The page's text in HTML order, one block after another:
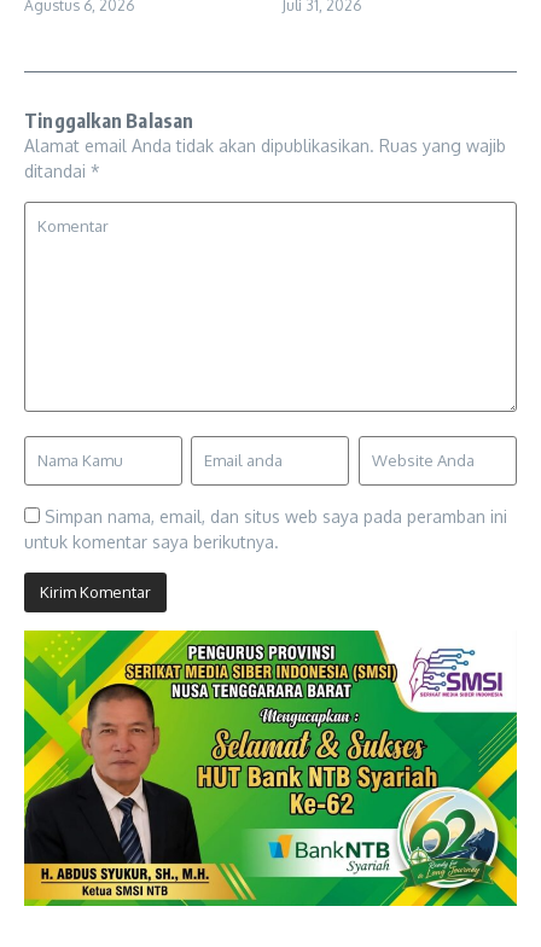
Agustus 6, 2026 Juli 31, 2026
Tinggalkan Balasan
Alamat email Anda tidak akan dipublikasikan. Ruas yang wajib
ditandai *
Simpan nama, email, dan situs web saya pada peramban ini
untuk komentar saya berikutnya.